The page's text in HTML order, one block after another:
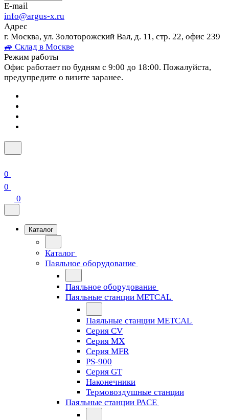
E-mail
info@argus-x.ru
Адрес
г. Москва, ул. Золоторожский Вал, д. 11, стр. 22, офис 239
🚙 Склад в Москве
Режим работы
Офис работает по будням с 9:00 до 18:00. Пожалуйста,
предупредите о визите заранее.
0
0
0
Каталог
Каталог
Паяльное оборудование
Паяльное оборудование
Паяльные станции METCAL
Паяльные станции METCAL
Серия CV
Серия MX
Серия MFR
PS-900
Серия GT
Наконечники
Термовоздушные станции
Паяльные станции PACE